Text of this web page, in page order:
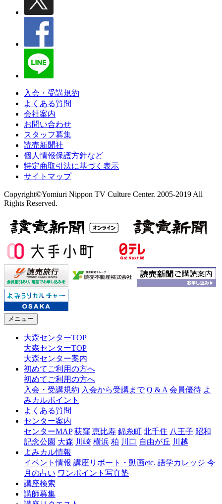
入会・受講規約
よくある質問
会社案内
お問い合わせ
スタッフ募集
読売新聞社
個人情報保護方針など
特定商取引法に基づく表示
サイトマップ
Copyright©Yomiuri Nippon TV Culture Center. 2005-2019 All
Rights Reserved.
メニュー
大森センターTOP
大森センターTOP
大森センター案内
初めてご利用の方へ
初めてご利用の方へ
入会・受講規約 入会から受講まで Q & A 会員優待 よ
みカルポイント
よくある質問
センター案内
センターMAP 荻窪 恵比寿 錦糸町 北千住 八王子 昭和
記念公園 大森 川崎 横浜 柏 川口 自由が丘 川越
よみカル情報
イベント情報 講座リポート・動画etc. 語学カレッジ 今
月の占い ワンポイント写真塾
講座検索
講師募集